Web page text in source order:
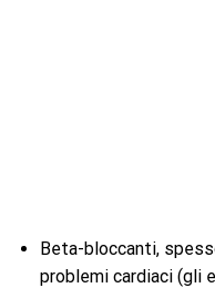
Beta-bloccanti,
problemi cardiaci (gli